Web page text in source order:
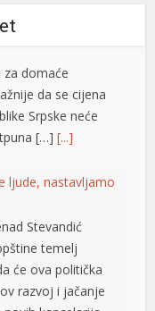
ljude, nastavljamo
Stevandić
temelj
razvoj i jačanje
kancelarija
Dubici,
sredinama